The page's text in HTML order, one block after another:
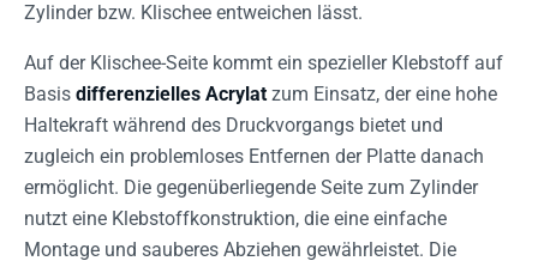
Zylinder bzw. Klischee entweichen lässt.
Auf der Klischee-Seite kommt ein spezieller Klebstoff auf
Basis differenzielles Acrylat zum Einsatz, der eine hohe
Haltekraft während des Druckvorgangs bietet und
zugleich ein problemloses Entfernen der Platte danach
ermöglicht. Die gegenüberliegende Seite zum Zylinder
nutzt eine Klebstoffkonstruktion, die eine einfache
Montage und sauberes Abziehen gewährleistet. Die